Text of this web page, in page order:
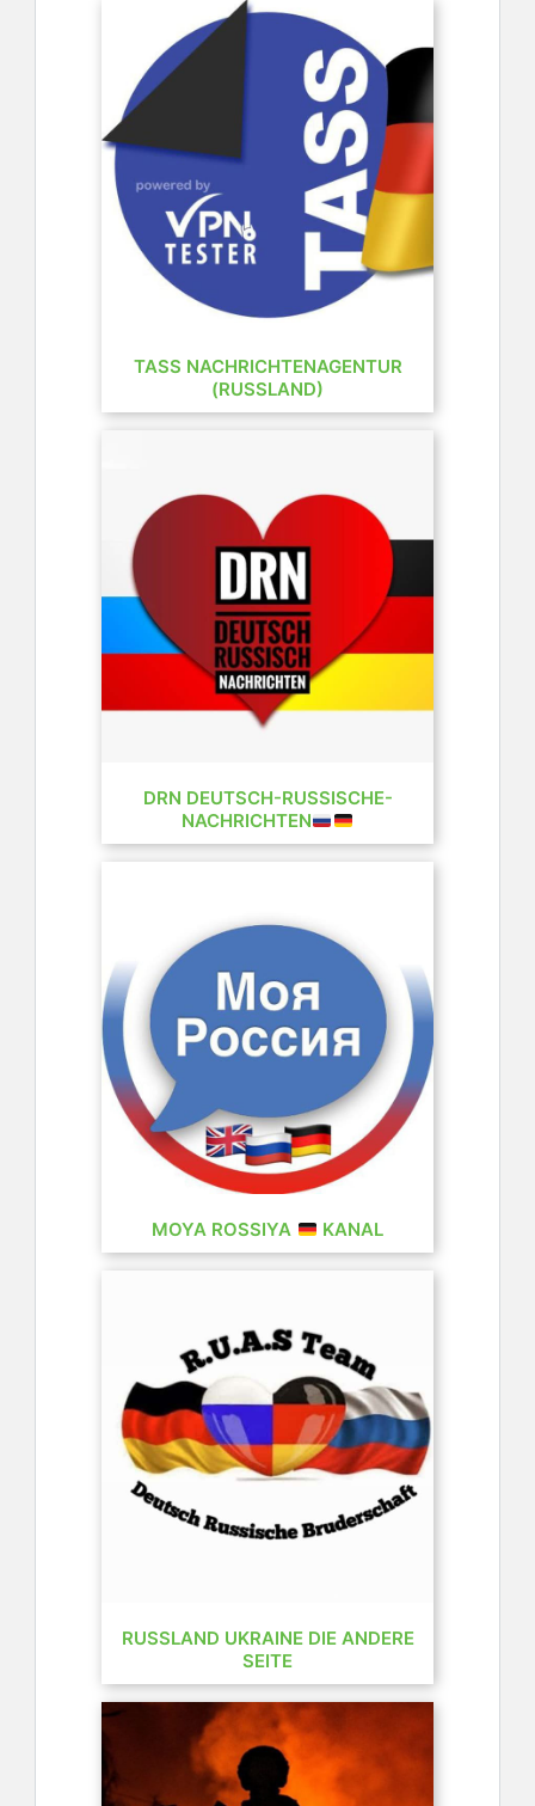
TASS NACHRICHTENAGENTUR
(RUSSLAND)
DRN DEUTSCH-RUSSISCHE-
NACHRICHTEN
MOYA ROSSIYA KANAL
RUSSLAND UKRAINE DIE ANDERE
SEITE